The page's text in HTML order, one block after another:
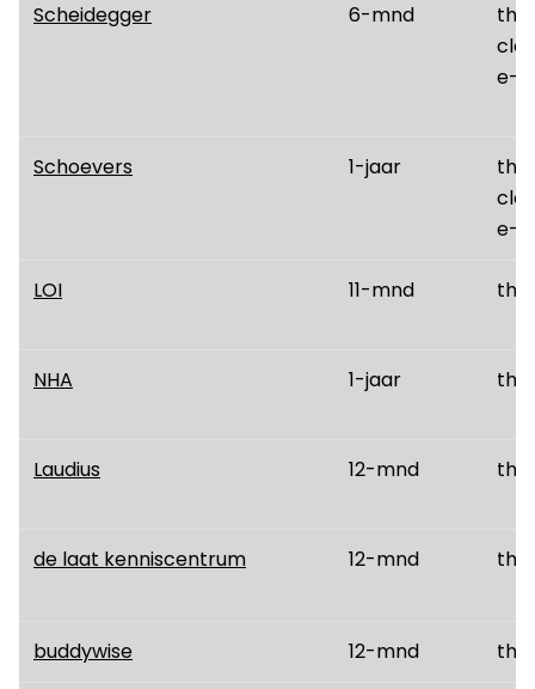
Scheidegger 6-mnd
e-
Schoevers 1-jaar
e-
LOI 11-mnd
NHA 1-jaar
Laudius 12-mnd
de laat kenniscentrum 12-mnd
buddywise 12-mnd